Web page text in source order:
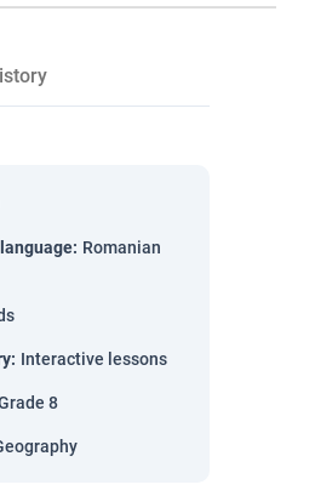
: Romanian
: Interactive lessons
8